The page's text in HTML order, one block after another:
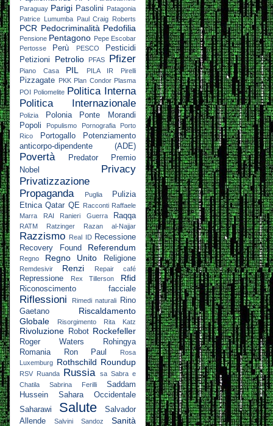
Paraguay Parigi Pasolini Patagonia
Patrice Lumumba
Paul Craig Roberts
PCR Pedocriminalità Pedofilia
Pensione Pentagono Pepe Escobar
Pertosse
Perù PESCO
Pesticidi
Petizioni
Petrolio PFAS Pfizer
Piano Casa PIL PILA IR Pirelli
Pizzagate PKK Plan Condor Plasma
POI Poliomelite Politica Interna
Politica Internazionale
Polizia Polonia
Ponte Morandi
Popoli
Populismo Pornografia
Porto
Rico
Portogallo
Potenziamento
anticorpo-dipendente (ADE)
Povertà Predator
Premio
Nobel
Privacy
Privatizzazione
Propaganda
Puglia
Pulizia
Etnica Qatar QE Racconti Raffaele
Marra
RAI Ranieri Guerra Raqqa
RATM Ratzinger Razan al-Najjar
Razzismo Real ID Recessione
Recovery Found
Referendum
Regno Regno Unito Religione
Remdesivir Renzi Repair café
Repressione Rex Tillerson Rfid
Riconoscimento facciale
Riflessioni Rimedi naturali
Rino
Gaetano
Riscaldamento
Globale
Risorgimento Rita Katz
Rivoluzione Robot Rockefeller
Roger Waters
Rohingya
Romania
Ron Paul
Rosa
Luxemburg Rothschild Roundup
RSV Ruanda Russia sa Sabra e
Chatila
Sabrina Ferilli
Saddam
Hussein
Sahara Occidentale
Saharawi
Salute
Salvador
Allende
Salvini Sandoz Sanità